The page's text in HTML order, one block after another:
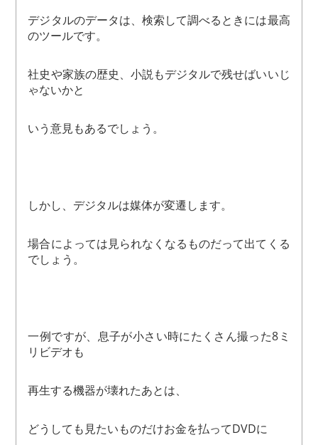
デジタルのデータは、検索して調べるときには最高
のツールです。
社史や家族の歴史、小説もデジタルで残せばいいじ
ゃないかと
いう意見もあるでしょう。
しかし、デジタルは媒体が変遷します。
場合によっては見られなくなるものだって出てくる
でしょう。
一例ですが、息子が小さい時にたくさん撮った8ミ
リビデオも
再生する機器が壊れたあとは、
どうしても見たいものだけお金を払ってDVDに